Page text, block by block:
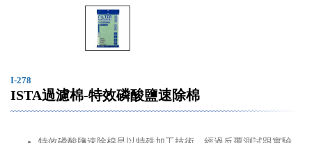
I-278
ISTA過濾棉-特效磷酸鹽速除棉